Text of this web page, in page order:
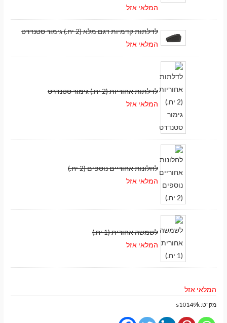
המלאי אזל
לדלתות קדמיות דגם מלא (2 יח.) גימור סטנדרט
המלאי אזל
לדלתות אחוריות (2 יח.) גימור סטנדרט
המלאי אזל
לחלונות אחוריים נוספים (2 יח.)
המלאי אזל
לשמשה אחורית (1 יח.)
המלאי אזל
המלאי אזל
מק"ט:s10149k